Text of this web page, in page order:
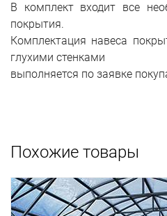
В комплект входит все
покрытия.
Комплектация навеса
глухими стенками
выполняется по заявке
Похожие товары